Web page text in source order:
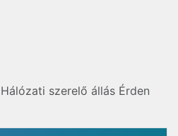
szerelő állás Érden